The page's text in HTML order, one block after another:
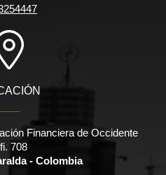
Financiera de Occidente
708
- Colombia